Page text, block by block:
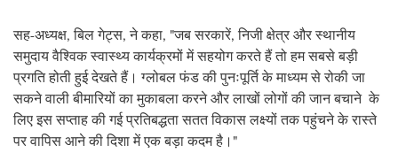
सह-अध्यक्ष, बिल गेट्स, ने कहा, "जब सरकारें, निजी क्षेत्र और स्थानीय
समुदाय वैश्विक स्वास्थ्य कार्यक्रमों में सहयोग करते हैं तो हम सबसे बड़ी
प्रगति होती हुई देखते हैं। ग्लोबल फंड की पुनःपूर्ति के माध्यम से रोकी जा
सकने वाली बीमारियों का मुकाबला करने और लाखों लोगों की जान बचाने के
लिए इस सप्‍ताह की गई प्रतिबद्धता सतत विकास लक्ष्यों तक पहुंचने के रास्‍ते
पर वापिस आने की दिशा में एक बड़ा कदम है।"